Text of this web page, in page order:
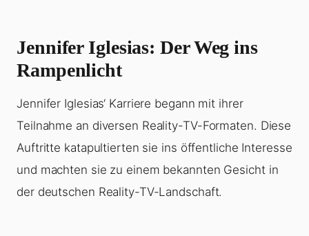
Jennifer Iglesias: Der Weg ins
Rampenlicht
Jennifer Iglesias‘ Karriere begann mit ihrer
Teilnahme an diversen Reality-TV-Formaten. Diese
Auftritte katapultierten sie ins öffentliche Interesse
und machten sie zu einem bekannten Gesicht in
der deutschen Reality-TV-Landschaft.